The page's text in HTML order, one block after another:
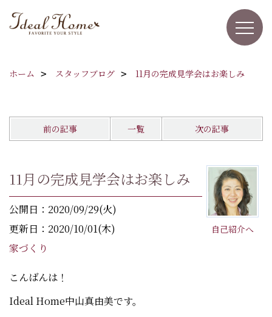
ホーム スタッフブログ 11月の完成見学会はお楽しみ
前の記事 一覧 次の記事
自己紹介へ
11月の完成見学会はお楽しみ
公開日：2020/09/29(火)
更新日：2020/10/01(木)
家づくり
こんばんは！
Ideal Home中山真由美です。